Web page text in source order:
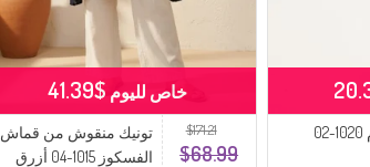
تونيك بحزام 1020-02
$171.21
$68.99
تونيك منقوش من قماش
الفسكوز 1015-04 أزرق
خاص لليوم $41.39